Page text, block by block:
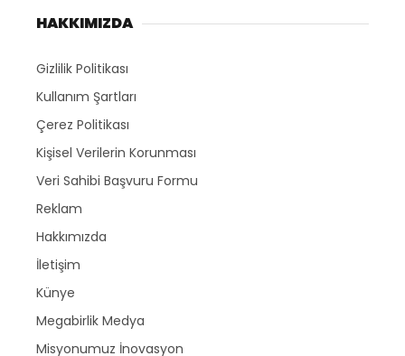
HAKKIMIZDA
Gizlilik Politikası
Kullanım Şartları
Çerez Politikası
Kişisel Verilerin Korunması
Veri Sahibi Başvuru Formu
Reklam
Hakkımızda
İletişim
Künye
Megabirlik Medya
Misyonumuz İnovasyon